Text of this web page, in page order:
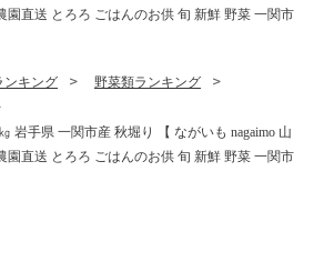
園直送 とろろ ごはんのお供 旬 新鮮 野菜 一関市
ンキング
野菜類ランキング
岩手県 一関市産 秋堀り 【 ながいも nagaimo 山
園直送 とろろ ごはんのお供 旬 新鮮 野菜 一関市